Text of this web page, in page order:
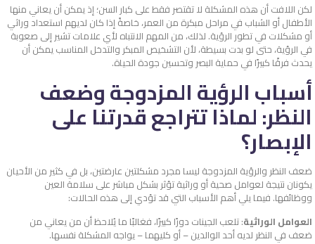
لكن اللافت أن هذه المشكلة لا تقتصر فقط على كبار السن؛ إذ يمكن أن يعاني منها
الأطفال أو الشباب في مراحل مبكرة من العمر، خاصةً إذا كان لديهم استعداد وراثي
أو مشكلات في تطور الرؤية. لذلك، من المهم الانتباه لأي علامات تشير إلى صعوبة
في الرؤية، حتى لو بدت بسيطة، لأن التشخيص المبكر والتدخل المناسب يمكن أن
يحدث فرقًا كبيرًا في حماية البصر وتحسين جودة الحياة.
أسباب الرؤية المزدوجة وضعف
النظر: لماذا تتراجع قدرتنا على
الإبصار؟
ضعف النظر والرؤية المزدوجة ليسا مجرد مشكلتين عارضتين، بل في كثير من الأحيان
يكونان نتيجة لعوامل صحية أو وراثية تؤثر بشكل مباشر على سلامة العين
ووظائفها. فيما يلي أهم الأسباب التي قد تؤدي إلى هذه الحالات:
العوامل الوراثية: تلعب الجينات دورًا كبيرًا، فغالبًا ما يُلاحظ أن من يعاني من
ضعف في النظر لديه أحد الوالدين – أو كليهما – يواجه المشكلة نفسها.